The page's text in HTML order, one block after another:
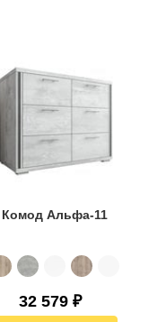
Комод Альфа-11
32 579 ₽